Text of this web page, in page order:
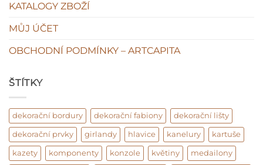
KATALOGY ZBOŽÍ
MŮJ ÚČET
OBCHODNÍ PODMÍNKY – ARTCAPITA
ŠTÍTKY
dekorační bordury dekorační fabiony dekorační lišty
dekorační prvky girlandy hlavice kanelury kartuše
kazety komponenty konzole květiny medailony